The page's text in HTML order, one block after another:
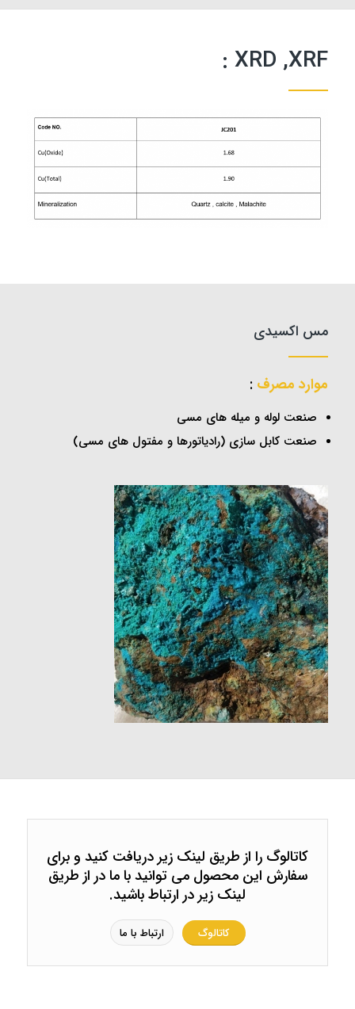
XRD ,XRF :
مس اکسیدی
موارد مصرف :
صنعت لوله و میله های مسی
صنعت کابل سازی (رادیاتورها و مفتول های مسی)
کاتالوگ را از طریق لینک زیر دریافت کنید و برای
سفارش این محصول می توانید با ما در از طریق
لینک زیر در ارتباط باشید.
کاتالوگ ارتباط با ما